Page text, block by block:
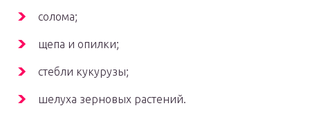
солома;
щепа и опилки;
стебли кукурузы;
шелуха зерновых растений.